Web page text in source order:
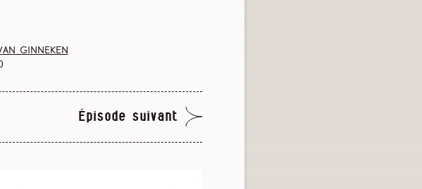
Ginneken
Épisode suivant